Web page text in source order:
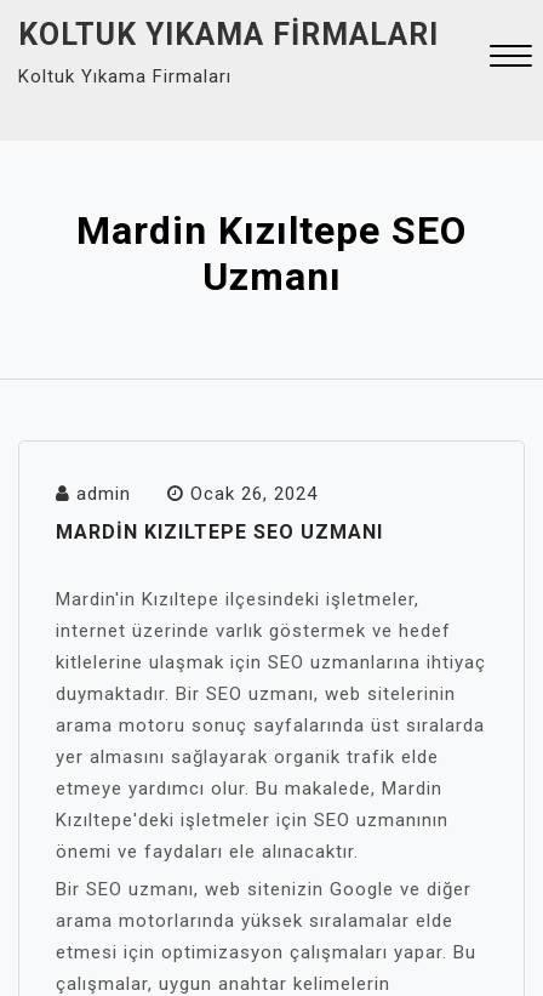
content
KOLTUK YIKAMA FIRMALARI
Koltuk Yıkama Firmaları
Mardin Kızıltepe SEO
Uzmanı
admin Ocak 26, 2024
MARDIN KIZILTEPE SEO UZMANI
Mardin'in Kızıltepe ilçesindeki işletmeler,
internet üzerinde varlık göstermek ve hedef
kitlelerine ulaşmak için SEO uzmanlarına ihtiyaç
duymaktadır. Bir SEO uzmanı, web sitelerinin
arama motoru sonuç sayfalarında üst sıralarda
yer almasını sağlayarak organik trafik elde
etmeye yardımcı olur. Bu makalede, Mardin
Kızıltepe'deki işletmeler için SEO uzmanının
önemi ve faydaları ele alınacaktır.
Bir SEO uzmanı, web sitenizin Google ve diğer
arama motorlarında yüksek sıralamalar elde
etmesi için optimizasyon çalışmaları yapar. Bu
çalışmalar, uygun anahtar kelimelerin